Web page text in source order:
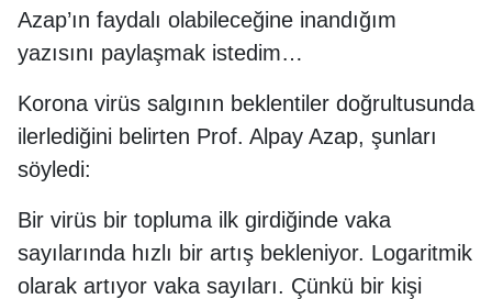
Azap’ın faydalı olabileceğine inandığım
yazısını paylaşmak istedim…
Korona virüs salgının beklentiler doğrultusunda
ilerlediğini belirten Prof. Alpay Azap, şunları
söyledi:
Bir virüs bir topluma ilk girdiğinde vaka
sayılarında hızlı bir artış bekleniyor. Logaritmik
olarak artıyor vaka sayıları. Çünkü bir kişi